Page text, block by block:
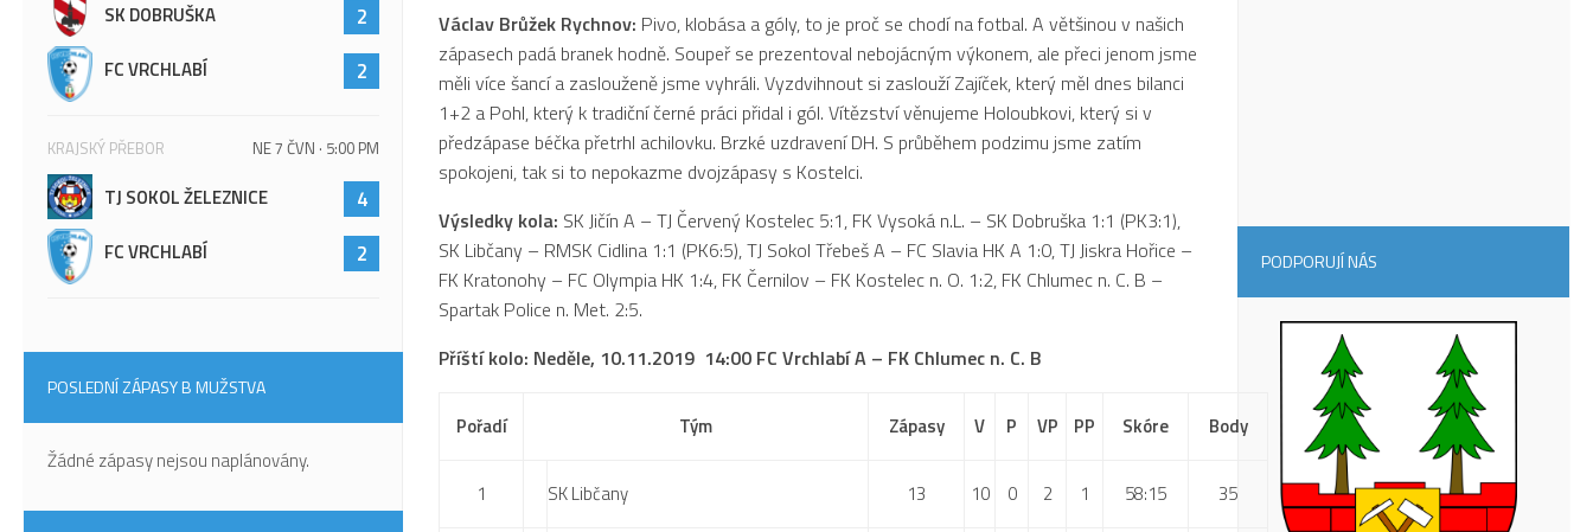
Václav Brůžek Rychnov: Pivo, klobása a góly, to je proč se chodí na fotbal. A většinou v našich
zápasech padá branek hodně. Soupeř se prezentoval nebojácným výkonem, ale přeci jenom jsme
měli více šancí a zaslouženě jsme vyhráli. Vyzdvihnout si zaslouží Zajíček, který měl dnes bilanci
1+2 a Pohl, který k tradiční černé práci přidal i gól. Vítězství věnujeme Holoubkovi, který si v
předzápase béčka přetrhl achilovku. Brzké uzdravení DH. S průběhem podzimu jsme zatím
spokojeni, tak si to nepokazme dvojzápasy s Kostelci.
Výsledky kola: SK Jičín A – TJ Červený Kostelec 5:1, FK Vysoká n.L. – SK Dobruška 1:1 (PK3:1),
SK Libčany – RMSK Cidlina 1:1 (PK6:5), TJ Sokol Třebeš A – FC Slavia HK A 1:0, TJ Jiskra Hořice –
FK Kratonohy – FC Olympia HK 1:4, FK Černilov – FK Kostelec n. O. 1:2, FK Chlumec n. C. B –
Spartak Police n. Met. 2:5.
Příští kolo: Neděle, 10.11.2019 14:00 FC Vrchlabí A – FK Chlumec n. C. B
Pořadí Tým Zápasy V P VP PP Skóre Body
1 SK Libčany 13 10 0 2 1 58:15 35
SK DOBRUŠKA 2
FC VRCHLABÍ 2
KRAJSKÝ PŘEBOR NE 7 ČVN · 5:00 PM
TJ SOKOL ŽELEZNICE 4
FC VRCHLABÍ 2
POSLEDNÍ ZÁPASY B MUŽSTVA
Žádné zápasy nejsou naplánovány.
PODPORUJÍ NÁS